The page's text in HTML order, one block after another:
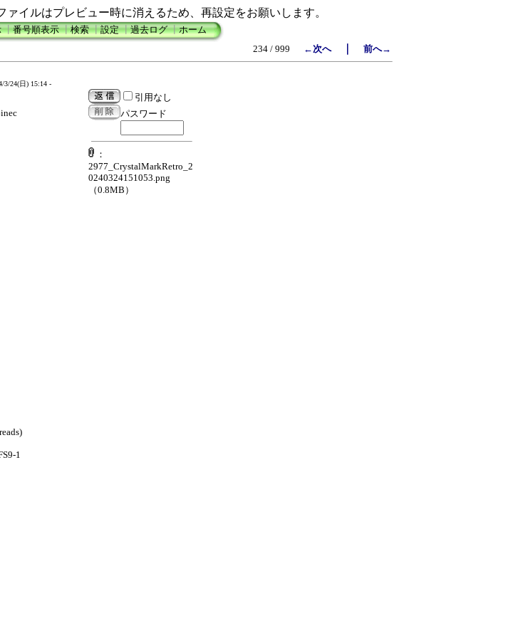
イルはプレビュー時に消えるため、再設定をお願いします。
┃番号順表示┃検索┃設定┃過去ログ┃ホーム
234 / 999
←次へ｜ 前へ→
3/24(日) 15:14 -
1
引用なし
パスワード
：
2977_CrystalMarkRetro_2
0240324151053.png
（0.8MB）